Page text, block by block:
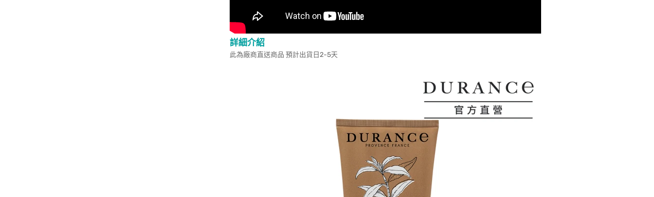
詳細介紹
此為廠商直送商品 預計出貨日2-5天